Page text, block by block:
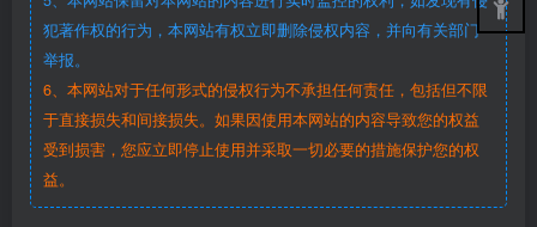
犯著作权的行为，本网站有权立即删除侵权内容，并向有关部门
举报。
6、本网站对于任何形式的侵权行为不承担任何责任，包括但不限
于直接损失和间接损失。如果因使用本网站的内容导致您的权益
受到损害，您应立即停止使用并采取一切必要的措施保护您的权
益。